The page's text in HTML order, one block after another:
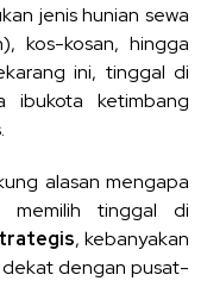
jenis hunian sewa
kos-kosan, hingga
ini, tinggal di
ibukota ketimbang
alasan mengapa
memilih tinggal di
, kebanyakan
dengan pusat-